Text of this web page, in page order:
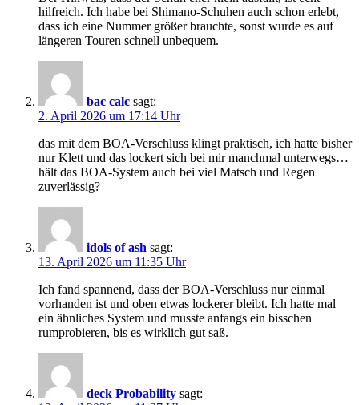
hilfreich. Ich habe bei Shimano-Schuhen auch schon erlebt,
dass ich eine Nummer größer brauchte, sonst wurde es auf
längeren Touren schnell unbequem.
bac calc sagt:
2. April 2026 um 17:14 Uhr
das mit dem BOA-Verschluss klingt praktisch, ich hatte bisher
nur Klett und das lockert sich bei mir manchmal unterwegs…
hält das BOA-System auch bei viel Matsch und Regen
zuverlässig?
idols of ash sagt:
13. April 2026 um 11:35 Uhr
Ich fand spannend, dass der BOA-Verschluss nur einmal
vorhanden ist und oben etwas lockerer bleibt. Ich hatte mal
ein ähnliches System und musste anfangs ein bisschen
rumprobieren, bis es wirklich gut saß.
deck Probability sagt: